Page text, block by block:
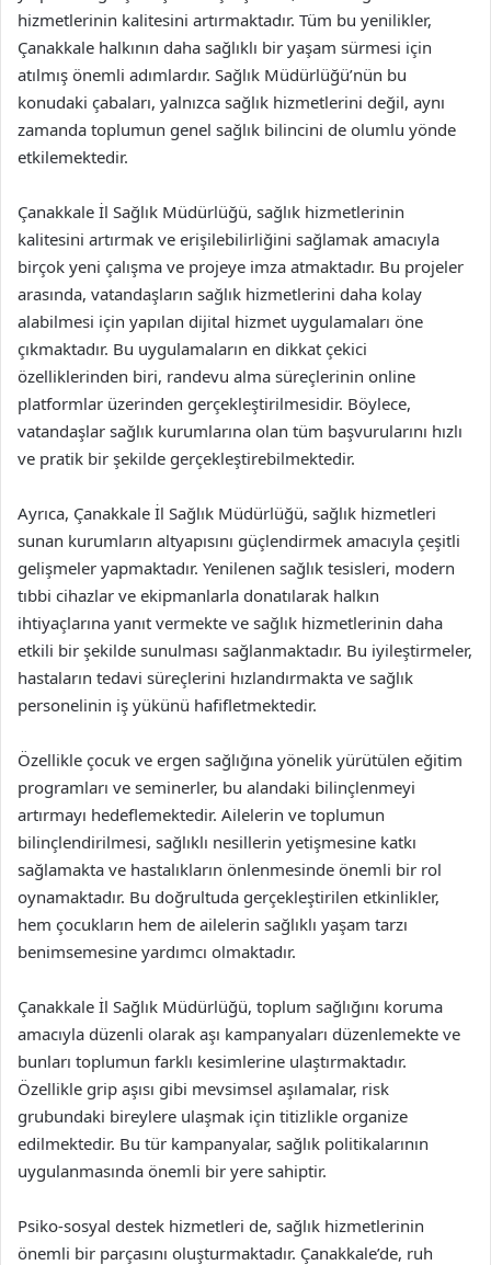
hizmetlerinin kalitesini artırmaktadır. Tüm bu yenilikler,
Çanakkale halkının daha sağlıklı bir yaşam sürmesi için
atılmış önemli adımlardır. Sağlık Müdürlüğü’nün bu
konudaki çabaları, yalnızca sağlık hizmetlerini değil, aynı
zamanda toplumun genel sağlık bilincini de olumlu yönde
etkilemektedir.
Çanakkale İl Sağlık Müdürlüğü, sağlık hizmetlerinin
kalitesini artırmak ve erişilebilirliğini sağlamak amacıyla
birçok yeni çalışma ve projeye imza atmaktadır. Bu projeler
arasında, vatandaşların sağlık hizmetlerini daha kolay
alabilmesi için yapılan dijital hizmet uygulamaları öne
çıkmaktadır. Bu uygulamaların en dikkat çekici
özelliklerinden biri, randevu alma süreçlerinin online
platformlar üzerinden gerçekleştirilmesidir. Böylece,
vatandaşlar sağlık kurumlarına olan tüm başvurularını hızlı
ve pratik bir şekilde gerçekleştirebilmektedir.
Ayrıca, Çanakkale İl Sağlık Müdürlüğü, sağlık hizmetleri
sunan kurumların altyapısını güçlendirmek amacıyla çeşitli
gelişmeler yapmaktadır. Yenilenen sağlık tesisleri, modern
tıbbi cihazlar ve ekipmanlarla donatılarak halkın
ihtiyaçlarına yanıt vermekte ve sağlık hizmetlerinin daha
etkili bir şekilde sunulması sağlanmaktadır. Bu iyileştirmeler,
hastaların tedavi süreçlerini hızlandırmakta ve sağlık
personelinin iş yükünü hafifletmektedir.
Özellikle çocuk ve ergen sağlığına yönelik yürütülen eğitim
programları ve seminerler, bu alandaki bilinçlenmeyi
artırmayı hedeflemektedir. Ailelerin ve toplumun
bilinçlendirilmesi, sağlıklı nesillerin yetişmesine katkı
sağlamakta ve hastalıkların önlenmesinde önemli bir rol
oynamaktadır. Bu doğrultuda gerçekleştirilen etkinlikler,
hem çocukların hem de ailelerin sağlıklı yaşam tarzı
benimsemesine yardımcı olmaktadır.
Çanakkale İl Sağlık Müdürlüğü, toplum sağlığını koruma
amacıyla düzenli olarak aşı kampanyaları düzenlemekte ve
bunları toplumun farklı kesimlerine ulaştırmaktadır.
Özellikle grip aşısı gibi mevsimsel aşılamalar, risk
grubundaki bireylere ulaşmak için titizlikle organize
edilmektedir. Bu tür kampanyalar, sağlık politikalarının
uygulanmasında önemli bir yere sahiptir.
Psiko-sosyal destek hizmetleri de, sağlık hizmetlerinin
önemli bir parçasını oluşturmaktadır. Çanakkale’de, ruh